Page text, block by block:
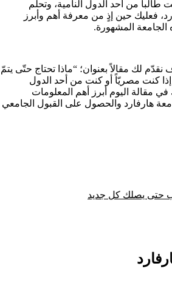
طالباً من أحد الدول النامية، وتحلم
فعليك حين إذٍ من معرفة أهم وأبرز
المشهورة.
نقدّم لك مقالاً بعنوان؛ “ماذا تحتاج حتّى يتمّ
كنت مصريّاً أو كنت من أحد الدول
مقالة اليوم أبرز أهم المعلومات
هارفارد والحصول على القبول الجامعي
حتى يصلك كل جديد